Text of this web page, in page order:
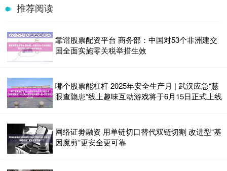
推荐阅读
靠谱股票配资平台 商务部：中国对53个非洲建交
国全面实施零关税举措生效
哪个股票能杠杆 2025年安全生产月 | 武汉应急“慧
眼查隐患”线上趣味互动游戏将于6月15日正式上线
网络证劵融资 用单链切口替代双链切割 改进型“基
因魔剪”更安全更可靠